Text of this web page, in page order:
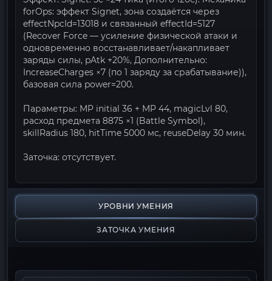
forOps: эффект Signet, зона создаётся через
effectNpcId=13018 и связанный effectId=5127
(Recover Force — усиление физической атаки и
одновременно восстанавливает/накапливает
заряды силы, pAtk +20%, Дополнительно:
IncreaseCharges ×7 (по 1 заряду за срабатывание)),
базовая сила power=200.
Параметры: MP initial 36 + MP 44, magicLvl 80,
расход предмета 8875 ×1 (Battle Symbol),
skillRadius 180, hitTime 5000 мс, reuseDelay 30 мин.
Заточка: отсутствует.
УРОВНИ УМЕНИЯ
ЗАТОЧКА УМЕНИЯ